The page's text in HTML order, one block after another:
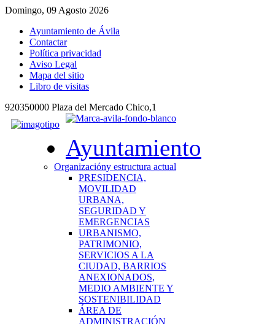
Domingo, 09 Agosto 2026
Ayuntamiento de Ávila
Contactar
Política privacidad
Aviso Legal
Mapa del sitio
Libro de visitas
920350000 Plaza del Mercado Chico,1
Ayuntamiento
Organizacióny estructura actual
PRESIDENCIA,
MOVILIDAD
URBANA,
SEGURIDAD Y
EMERGENCIAS
URBANISMO,
PATRIMONIO,
SERVICIOS A LA
CIUDAD, BARRIOS
ANEXIONADOS,
MEDIO AMBIENTE Y
SOSTENIBILIDAD
ÁREA DE
ADMINISTRACIÓN